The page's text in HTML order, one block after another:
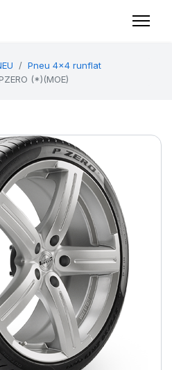
Pneu 4x4 runflat
(*)(MOE)